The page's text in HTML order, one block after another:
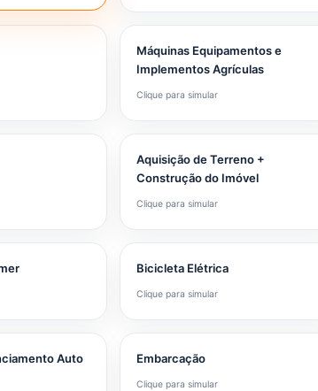
Máquinas Equipamentos e
Implementos Agrículas
Clique para simular
Aquisição de Terreno +
Construção do Imóvel
Clique para simular
Bicicleta Elétrica
Clique para simular
Auto Embarcação
Clique para simular